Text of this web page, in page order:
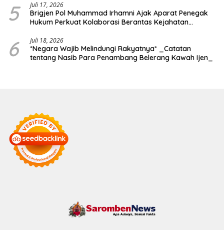
5 Juli 17, 2026
Brigjen Pol Muhammad Irhamni Ajak Aparat Penegak
Hukum Perkuat Kolaborasi Berantas Kejahatan
6 Juli 18, 2026
*Negara Wajib Melindungi Rakyatnya* _Catatan
tentang Nasib Para Penambang Belerang Kawah Ijen_